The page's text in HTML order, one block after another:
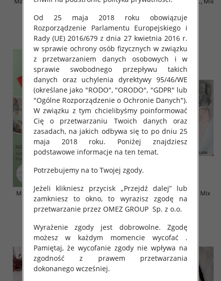
8.00 zł
szczegóły
8.00 zł
szczegóły
Majtki damskie Roz XL-2XL, Mix
kolor Paczka 24 szt
szczegóły
Majtki damskie Roz S-2XL, Mix
kolor Paczka 24 szt
5.80 zł
szczegóły
Od 25 maja 2018 roku obowiązuje
Rozporządzenie Parlamentu Europejskiego i
Rady (UE) 2016/679 z dnia 27 kwietnia 2016 r.
w sprawie ochrony osób fizycznych w związku
z przetwarzaniem danych osobowych i w
sprawie swobodnego przepływu takich
danych oraz uchylenia dyrektywy 95/46/WE
(określane jako "RODO", "ORODO", "GDPR" lub
"Ogólne Rozporządzenie o Ochronie Danych").
W związku z tym chcielibyśmy poinformować
Cię o przetwarzaniu Twoich danych oraz
zasadach, na jakich odbywa się to po dniu 25
maja 2018 roku. Poniżej znajdziesz
podstawowe informacje na ten temat.
Potrzebujemy na to Twojej zgody.
Jeżeli klikniesz przycisk „Przejdź dalej” lub
zamkniesz to okno, to wyrazisz zgodę na
przetwarzanie przez OMEZ GROUP Sp. z o.o.
Wyrażenie zgody jest dobrowolne. Zgodę
możesz w każdym momencie wycofać .
Pamiętaj, że wycofanie zgody nie wpływa na
zgodność z prawem przetwarzania
dokonanego wcześniej.